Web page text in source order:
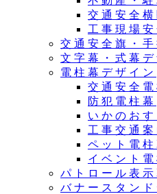
交通安全
工事現場
交通安全旗・
文字幕・式幕デ
電柱幕デザイン
交通安全電
防犯電柱幕
いかのお
工事交通
ペット電柱
イベント電
パトロール表
バナースタン